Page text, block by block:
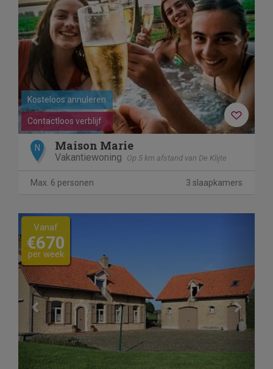
Contactloos verblijf
Kosteloos annuleren
N Maison Marie
Vakantiewoning Op 5 km afstand van De Klijte
Max. 6 personen 3 slaapkamers
Previous
Vanaf
€670
per week